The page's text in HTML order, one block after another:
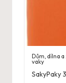
Dům, dílna
vaky
SakyPaky